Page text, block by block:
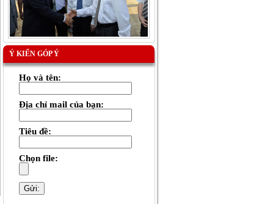
Ý KIẾN GÓP Ý
Họ và tên:
Địa chỉ mail của bạn:
Tiêu đề:
Chọn file: